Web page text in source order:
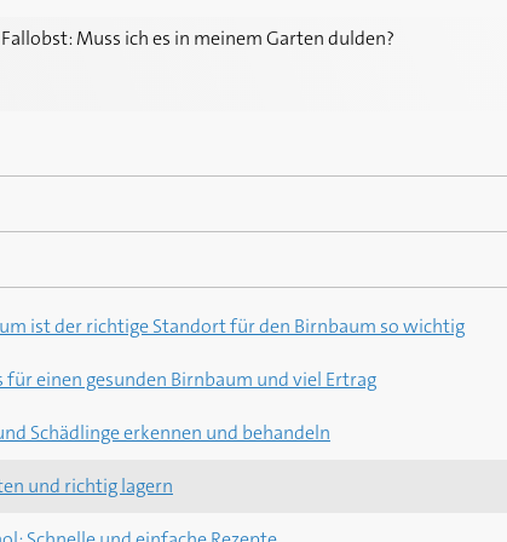
Muss ich es in meinem Garten dulden?
ich es in meinem Garten dulden?
Eine harte Nuss
Quitten richtig an
sie über die Ernte der Quitten wissen
Die beliebtesten Apfelsorten und mehr
für einen gesunden Apfelbaum und viel Ertrag
Schädlinge erkennen und behandeln
So werden Sie die Obstmade los
schon Diebstahl?
das Obst lange frisch
ist der richtige Standort für den Birnbaum so wichtig
für einen gesunden Birnbaum und viel Ertrag
Schädlinge erkennen und behandeln
und richtig lagern